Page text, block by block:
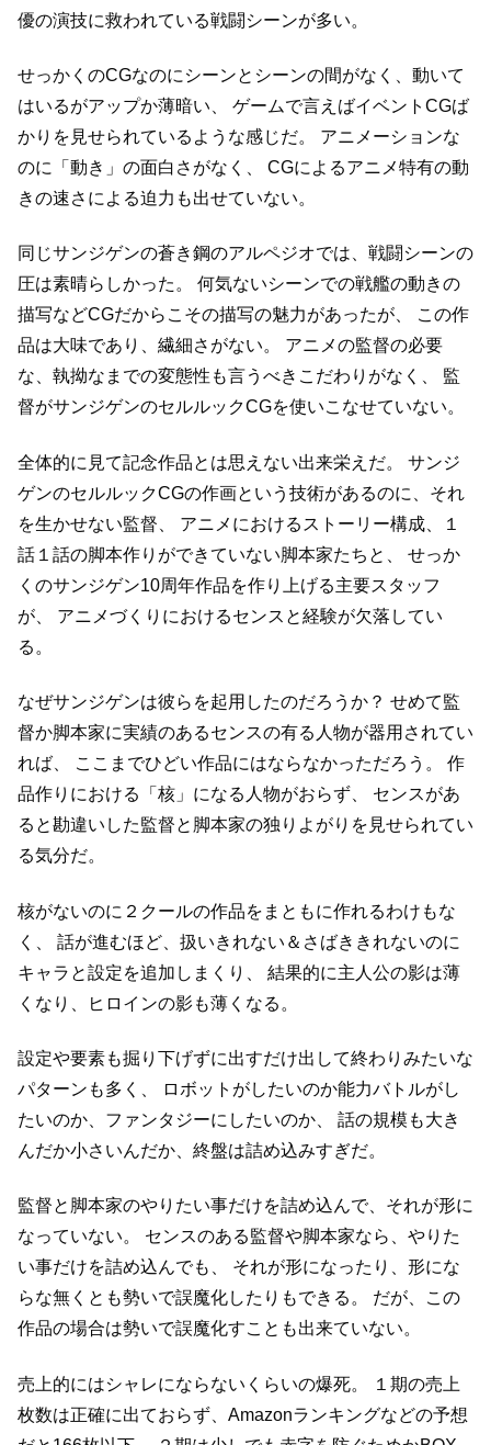
優の演技に救われている戦闘シーンが多い。
せっかくのCGなのにシーンとシーンの間がなく、動いて
はいるがアップか薄暗い、
ゲームで言えばイベントCGば
かりを見せられているような感じだ。
アニメーションな
のに「動き」の面白さがなく、
CGによるアニメ特有の動
きの速さによる迫力も出せていない。
同じサンジゲンの蒼き鋼のアルペジオでは、戦闘シーンの
圧は素晴らしかった。
何気ないシーンでの戦艦の動きの
描写などCGだからこその描写の魅力があったが、
この作
品は大味であり、繊細さがない。
アニメの監督の必要
な、執拗なまでの変態性も言うべきこだわりがなく、
監
督がサンジゲンのセルルックCGを使いこなせていない。
全体的に見て記念作品とは思えない出来栄えだ。
サンジ
ゲンのセルルックCGの作画という技術があるのに、それ
を生かせない監督、
アニメにおけるストーリー構成、１
話１話の脚本作りができていない脚本家たちと、
せっか
くのサンジゲン10周年作品を作り上げる主要スタッフ
が、
アニメづくりにおけるセンスと経験が欠落してい
る。
なぜサンジゲンは彼らを起用したのだろうか？ せめて監
督か脚本家に実績のあるセンスの有る人物が器用されてい
れば、
ここまでひどい作品にはならなかっただろう。
作
品作りにおける「核」になる人物がおらず、
センスがあ
ると勘違いした監督と脚本家の独りよがりを見せられてい
る気分だ。
核がないのに２クールの作品をまともに作れるわけもな
く、
話が進むほど、扱いきれない＆さばききれないのに
キャラと設定を追加しまくり、
結果的に主人公の影は薄
くなり、ヒロインの影も薄くなる。
設定や要素も掘り下げずに出すだけ出して終わりみたいな
パターンも多く、
ロボットがしたいのか能力バトルがし
たいのか、ファンタジーにしたいのか、
話の規模も大き
んだか小さいんだか、終盤は詰め込みすぎだ。
監督と脚本家のやりたい事だけを詰め込んで、それが形に
なっていない。
センスのある監督や脚本家なら、やりた
い事だけを詰め込んでも、
それが形になったり、形にな
らな無くとも勢いで誤魔化したりもできる。
だが、この
作品の場合は勢いで誤魔化すことも出来ていない。
売上的にはシャレにならないくらいの爆死。
１期の売上
枚数は正確に出ておらず、Amazonランキングなどの予想